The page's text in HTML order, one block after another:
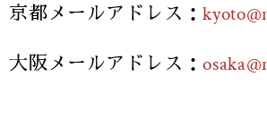
京都メールアドレス：
大阪メールアドレス：